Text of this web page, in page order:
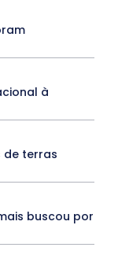
Dengue
Febre Amarela
INTERNACIONAL
Piauí
POLÍTICA
RESIDÊNCIA
à
de terras
buscou por